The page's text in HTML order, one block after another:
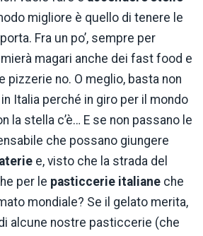
migliore è quello di tenere le
Fra un po’, sempre per
magari anche dei fast food e
pizzerie no. O meglio, basta non
Italia perché in giro per il mondo
la stella c’è… E se non passano le
che possano giungere
e, visto che la strada del
per le pasticcerie italiane che
mondiale? Se il gelato merita,
alcune nostre pasticcerie (che